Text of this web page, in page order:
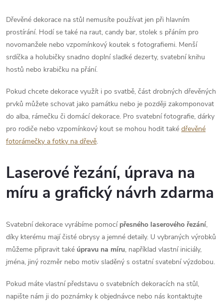
Dřevěné dekorace na stůl nemusíte používat jen při hlavním
prostírání. Hodí se také na raut, candy bar, stolek s přáním pro
novomanžele nebo vzpomínkový koutek s fotografiemi. Menší
srdíčka a holubičky snadno doplní sladké dezerty, svatební knihu
hostů nebo krabičku na přání.
Pokud chcete dekorace využít i po svatbě, část drobných dřevěných
prvků můžete schovat jako památku nebo je později zakomponovat
do alba, rámečku či domácí dekorace. Pro svatební fotografie, dárky
pro rodiče nebo vzpomínkový kout se mohou hodit také dřevěné
fotorámečky a fotky na dřevě.
Laserové řezání, úprava na
míru a grafický návrh zdarma
Svatební dekorace vyrábíme pomocí přesného laserového řezání,
díky kterému mají čisté obrysy a jemné detaily. U vybraných výrobků
můžeme připravit také úpravu na míru, například vlastní iniciály,
jména, jiný rozměr nebo motiv sladěný s ostatní svatební výzdobou.
Pokud máte vlastní představu o svatebních dekoracích na stůl,
napište nám ji do poznámky k objednávce nebo nás kontaktujte